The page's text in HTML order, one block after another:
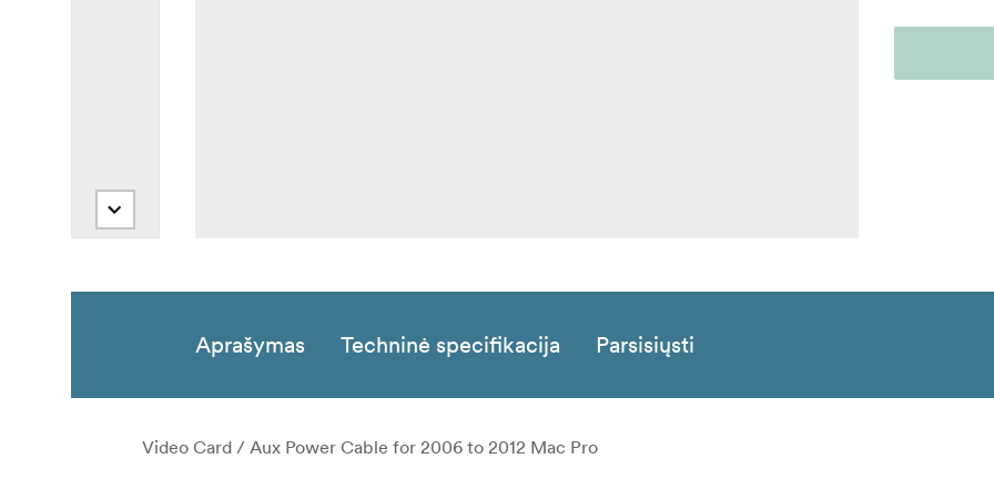
Aprašymas Techninė specifikacija Parsisiųsti
Video Card / Aux Power Cable for 2006 to 2012 Mac Pro